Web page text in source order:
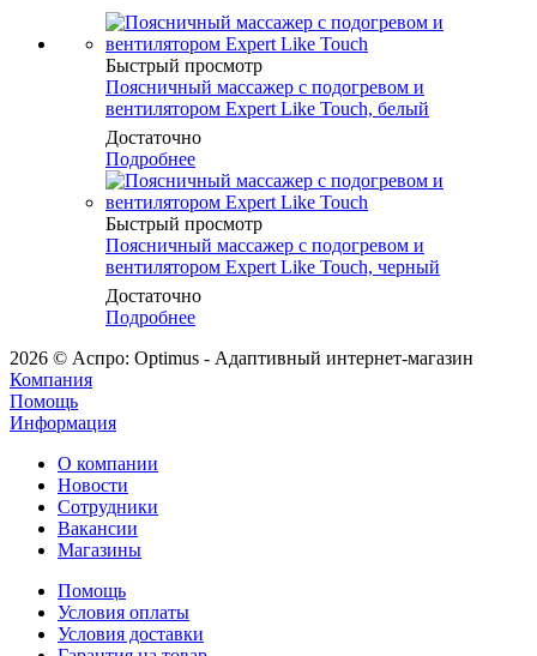
Быстрый просмотр
Поясничный массажер с подогревом и
вентилятором Expert Like Touch, белый
Достаточно
Подробнее
Быстрый просмотр
Поясничный массажер с подогревом и
вентилятором Expert Like Touch, черный
Достаточно
Подробнее
2026 © Аспро: Optimus - Адаптивный интернет-магазин
Компания
Помощь
Информация
О компании
Новости
Сотрудники
Вакансии
Магазины
Помощь
Условия оплаты
Условия доставки